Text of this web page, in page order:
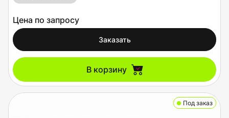
Цена по запросу
Заказать
В корзину
Под заказ